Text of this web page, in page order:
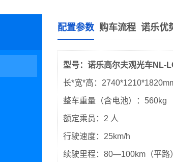
配置参数 购车流程 诺乐优
型号：诺乐高尔夫观光车NL-
长*宽*高：
整车重量（含电池）：560kg
额定乘员：2 人
行驶速度：25km/h
续驶里程：80—100km（平路